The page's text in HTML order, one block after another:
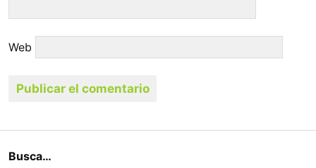
Web
Busca…